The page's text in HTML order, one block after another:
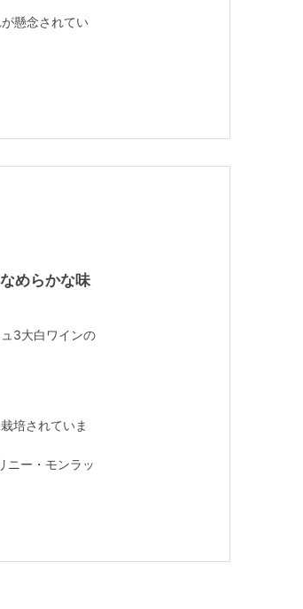
懸念されてい
めらかな味
3大白ワインの
培されていま
ニー・モンラッ